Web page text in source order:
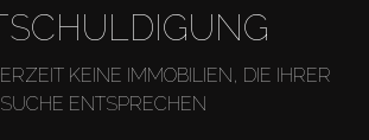
KEINE IMMOBILIEN, DIE IHRER
SUCHE ENTSPRECHEN